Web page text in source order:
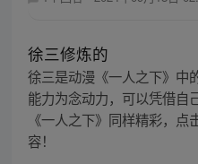
徐三修炼的
徐三是动漫《一人之下》中
能力为念动力，可以凭借自
《一人之下》同样精彩，
容！